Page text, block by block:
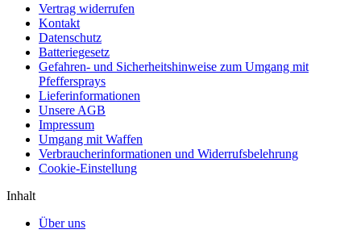
Vertrag widerrufen
Kontakt
Datenschutz
Batteriegesetz
Gefahren- und Sicherheitshinweise zum Umgang mit
Pfeffersprays
Lieferinformationen
Unsere AGB
Impressum
Umgang mit Waffen
Verbraucherinformationen und Widerrufsbelehrung
Cookie-Einstellung
Inhalt
Über uns